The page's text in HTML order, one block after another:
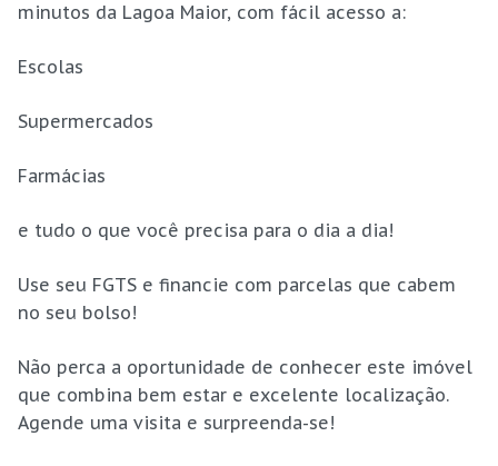
minutos da Lagoa Maior, com fácil acesso a:
Escolas
Supermercados
Farmácias
e tudo o que você precisa para o dia a dia!
Use seu FGTS e financie com parcelas que cabem
no seu bolso!
Não perca a oportunidade de conhecer este imóvel
que combina bem estar e excelente localização.
Agende uma visita e surpreenda-se!